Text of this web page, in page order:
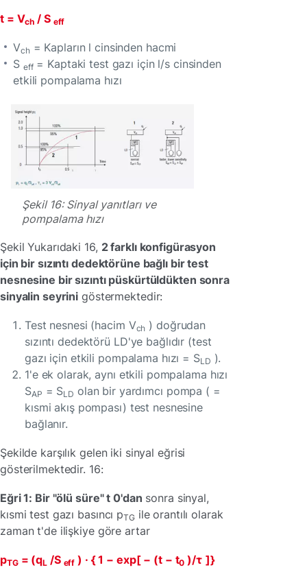
t = Vch / S eff
Vch= Kapların l cinsinden hacmi
S eff= Kaptaki test gazı için l/s cinsinden
etkili pompalama hızı
Şekil 16: Sinyal yanıtları ve
pompalama hızı
Şekil Yukarıdaki 16, 2 farklı konfigürasyon
için bir sızıntı dedektörüne bağlı bir test
nesnesine bir sızıntı püskürtüldükten sonra
sinyalin seyrini göstermektedir:
Test nesnesi (hacim Vch ) doğrudan
sızıntı dedektörü LD'ye bağlıdır (test
gazı için etkili pompalama hızı = SLD ).
1'e ek olarak, aynı etkili pompalama hızı
SAP = SLD olan bir yardımcı pompa ( =
kısmi akış pompası) test nesnesine
bağlanır.
Şekilde karşılık gelen iki sinyal eğrisi
gösterilmektedir. 16:
Eğri 1: Bir "ölü süre" t 0'dan sonra sinyal,
kısmi test gazı basıncı pTGile orantılı olarak
zaman t'de ilişkiye göre artar
pTG= (qL /S eff ) · { 1 − exp[ − (t − t0 )/τ ]}